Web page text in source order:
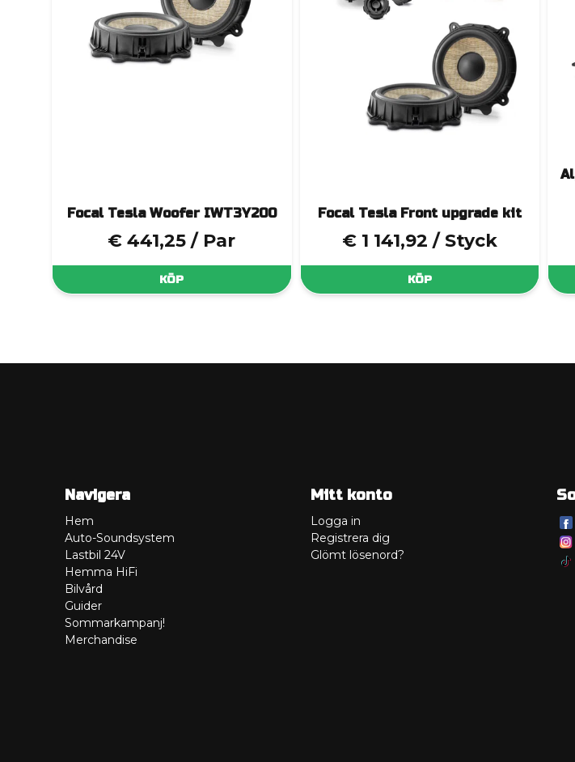
Focal Tesla Woofer IWT3Y200
€ 441,25 / Par
KÖP
Focal Tesla Front upgrade kit
€ 1 141,92 / Styck
KÖP
Navigera
Hem
Auto-Soundsystem
Lastbil 24V
Hemma HiFi
Bilvård
Guider
Sommarkampanj!
Merchandise
Mitt konto
Logga in
Registrera dig
Glömt lösenord?